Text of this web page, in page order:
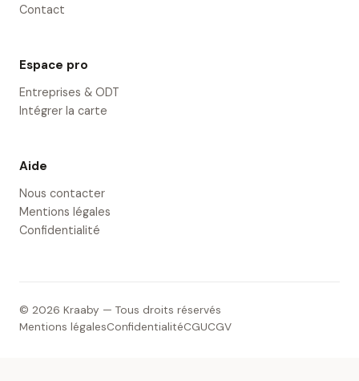
Contact
Espace pro
Entreprises & ODT
Intégrer la carte
Aide
Nous contacter
Mentions légales
Confidentialité
© 2026 Kraaby — Tous droits réservés
Mentions légalesConfidentialitéCGUCGV